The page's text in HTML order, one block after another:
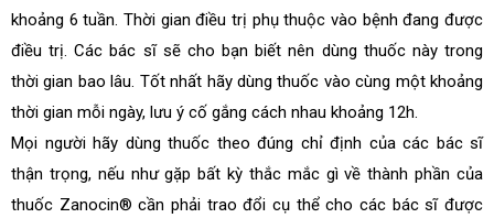
khoảng 6 tuần. Thời gian điều trị phụ thuộc vào bệnh đang được
điều trị. Các bác sĩ sẽ cho bạn biết nên dùng thuốc này trong
thời gian bao lâu. Tốt nhất hãy dùng thuốc vào cùng một khoảng
thời gian mỗi ngày, lưu ý cố gắng cách nhau khoảng 12h.
Mọi người hãy dùng thuốc theo đúng chỉ định của các bác sĩ
thận trọng, nếu như gặp bất kỳ thắc mắc gì về thành phần của
thuốc Zanocin® cần phải trao đổi cụ thể cho các bác sĩ được